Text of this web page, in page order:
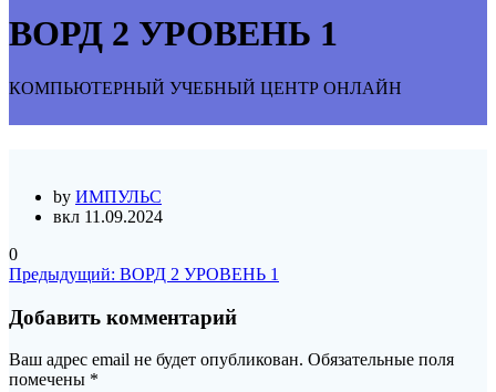
ВОРД 2 УРОВЕНЬ 1
КОМПЬЮТЕРНЫЙ УЧЕБНЫЙ ЦЕНТР ОНЛАЙН
by ИМПУЛЬС
вкл 11.09.2024
0
Навигация
по
записям
Предыдущий: Предыдущая
ВОРД 2 УРОВЕНЬ 1
Добавить комментарий
Ваш адрес email не будет опубликован. Обязательные поля
помечены *